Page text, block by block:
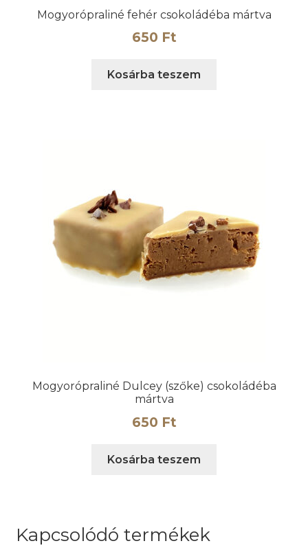
Mogyorópraliné fehér csokoládéba mártva
650 Ft
Kosárba teszem
Mogyorópraliné Dulcey (szőke) csokoládéba
mártva
650 Ft
Kosárba teszem
Kapcsolódó termékek